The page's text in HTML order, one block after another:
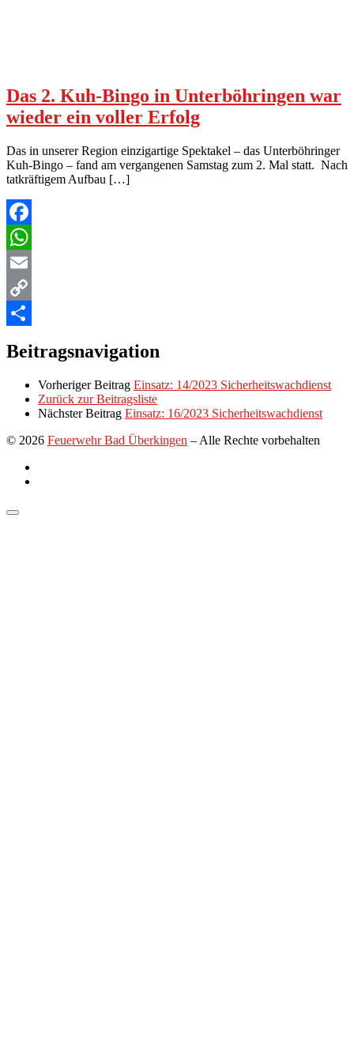
Das 2. Kuh-Bingo in Unterböhringen war
wieder ein voller Erfolg
Das in unserer Region einzigartige Spektakel – das Unterböhringer
Kuh-Bingo – fand am vergangenen Samstag zum 2. Mal statt. Nach
tatkräftigem Aufbau […]
Facebook
WhatsApp
Email
Copy
Beitragsnavigation
Vorheriger Beitrag Einsatz: 14/2023 Sicherheitswachdienst
Zurück zur Beitragsliste
Nächster Beitrag Einsatz: 16/2023 Sicherheitswachdienst
© 2026 Feuerwehr Bad Überkingen – Alle Rechte vorbehalten